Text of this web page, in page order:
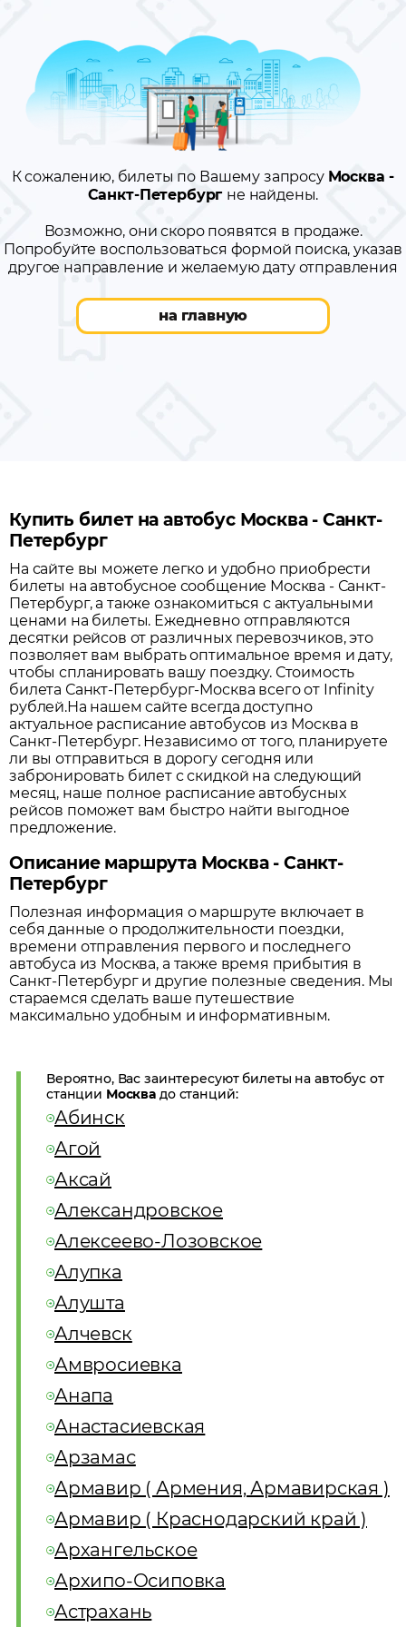
К сожалению, билеты по Вашему запросу Москва -
Санкт-Петербург не найдены.
Возможно, они скоро появятся в продаже.
Попробуйте воспользоваться формой поиска, указав
другое направление и желаемую дату отправления
на главную
Купить билет на автобус Москва - Санкт-
Петербург
На сайте вы можете легко и удобно приобрести
билеты на автобусное сообщение Москва - Санкт-
Петербург, а также ознакомиться с актуальными
ценами на билеты. Ежедневно отправляются
десятки рейсов от различных перевозчиков, это
позволяет вам выбрать оптимальное время и дату,
чтобы спланировать вашу поездку. Стоимость
билета Санкт-Петербург-Москва всего от Infinity
рублей.На нашем сайте всегда доступно
актуальное расписание автобусов из Москва в
Санкт-Петербург. Независимо от того, планируете
ли вы отправиться в дорогу сегодня или
забронировать билет с скидкой на следующий
месяц, наше полное расписание автобусных
рейсов поможет вам быстро найти выгодное
предложение.
Описание маршрута Москва - Санкт-
Петербург
Полезная информация о маршруте включает в
себя данные о продолжительности поездки,
времени отправления первого и последнего
автобуса из Москва, а также время прибытия в
Санкт-Петербурги другие полезные сведения. Мы
стараемся сделать ваше путешествие
максимально удобным и информативным.
Вероятно, Вас заинтересуют билеты на автобус от
станции Москва до станций:
Абинск
Агой
Аксай
Александровское
Алексеево-Лозовское
Алупка
Алушта
Алчевск
Амвросиевка
Анапа
Анастасиевская
Арзамас
Армавир ( Армения, Армавирская )
Армавир ( Краснодарский край )
Архангельское
Архипо-Осиповка
Астрахань